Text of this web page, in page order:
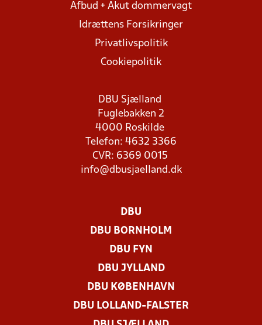
Afbud + Akut dommervagt
Idrættens Forsikringer
Privatlivspolitik
Cookiepolitik
DBU Sjælland
Fuglebakken 2
4000 Roskilde
Telefon: 4632 3366
CVR: 6369 0015
info@dbusjaelland.dk
DBU
DBU BORNHOLM
DBU FYN
DBU JYLLAND
DBU KØBENHAVN
DBU LOLLAND-FALSTER